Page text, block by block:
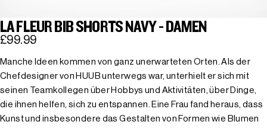
LA FLEUR BIB SHORTS NAVY - DAMEN
£99.99
Manche Ideen kommen von ganz unerwarteten Orten. Als der
Chefdesigner von HUUB unterwegs war, unterhielt er sich mit
seinen Teamkollegen über Hobbys und Aktivitäten, über Dinge,
die ihnen helfen, sich zu entspannen. Eine Frau fand heraus, dass
Kunst und insbesondere das Gestalten von Formen wie Blumen